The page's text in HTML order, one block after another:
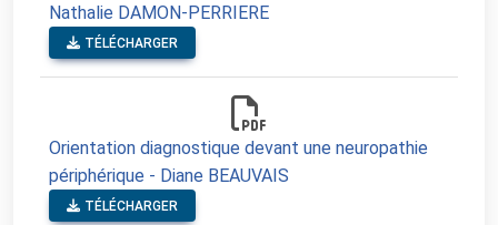
Nathalie DAMON-PERRIERE
TÉLÉCHARGER
Orientation diagnostique devant une neuropathie
périphérique - Diane BEAUVAIS
TÉLÉCHARGER